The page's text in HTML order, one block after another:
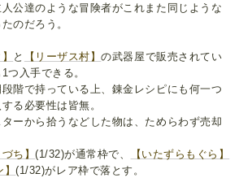
公達のような冒険者がこれまた同じような
のだろう。
と 【リーザス村】の武器屋で販売されてい
つ入手できる。
階で持っている上、錬金レシピにも何一つ
る必要性は皆無。
ーから拾うなどした物は、ためらわず売却
づち】(1/32)が通常枠で、
【いたずらもぐら】
】(1/32)がレア枠で落とす。